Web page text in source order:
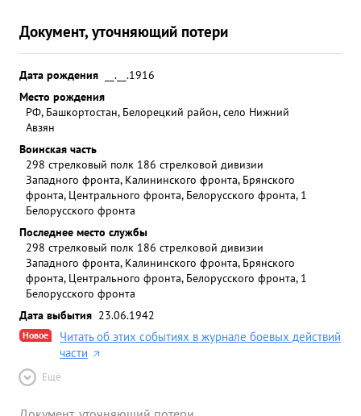
Документ, уточняющий потери
Дата рождения
__.__.1916
Место рождения
РФ, Башкортостан, Белорецкий район, село Нижний
Авзян
Воинская часть
298 стрелковый полк 186 стрелковой дивизии
Западного фронта, Калининского фронта, Брянского
фронта, Центрального фронта, Белорусского фронта, 1
Белорусского фронта
Последнее место службы
298 стрелковый полк 186 стрелковой дивизии
Западного фронта, Калининского фронта, Брянского
фронта, Центрального фронта, Белорусского фронта, 1
Белорусского фронта
Дата выбытия 23.06.1942
Новое
Читать об этих событиях в журнале боевых действий
части
Ещё